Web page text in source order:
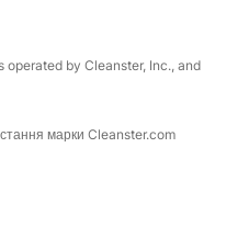
by Cleanster, Inc., and
марки Cleanster.com